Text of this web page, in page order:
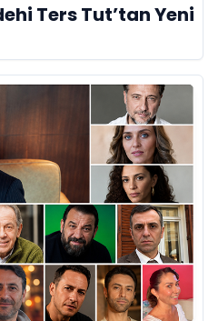
Ters Tut’tan Yeni